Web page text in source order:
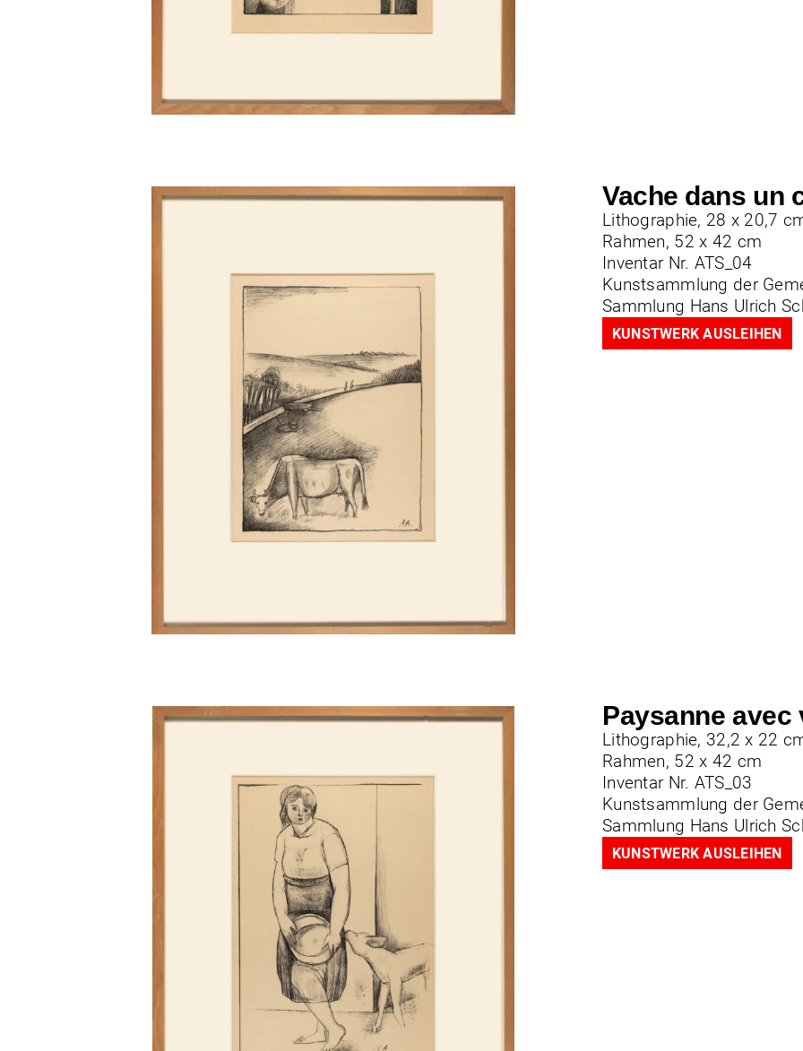
Vache dans un
Lithographie, 28 x 20,7
Rahmen, 52 x 42 cm
Inventar Nr. ATS_04
Kunstsammlung der
Sammlung Hans Ulrich
KUNSTWERK AUSLEIHEN
Paysanne avec
Lithographie, 32,2 x 22
Rahmen, 52 x 42 cm
Inventar Nr. ATS_03
Kunstsammlung der
Sammlung Hans Ulrich
KUNSTWERK AUSLEIHEN